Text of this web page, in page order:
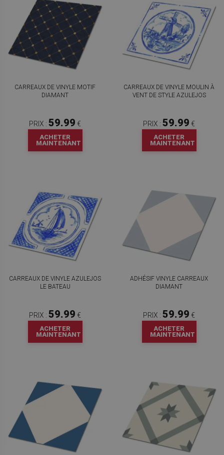
CARREAUX DE VINYLE MOTIF
DIAMANT
PRIX : 59.99 €
ACHETER
MAINTENANT
CARREAUX DE VINYLE MOULIN À
VENT DE STYLE AZULEJOS
PRIX : 59.99 €
ACHETER
MAINTENANT
CARREAUX DE VINYLE AZULEJOS
LE BATEAU
PRIX : 59.99 €
ACHETER
MAINTENANT
ADHÉSIF VINYLE CARREAUX
DIAMANT
PRIX : 59.99 €
ACHETER
MAINTENANT